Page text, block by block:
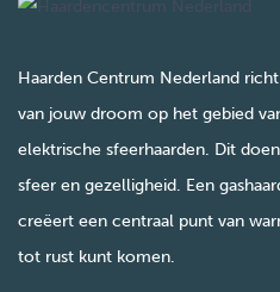
Haarden Centrum Nederland
van jouw droom op het gebied
elektrische sfeerhaarden. Dit
sfeer en gezelligheid. Een
creëert een centraal punt van
tot rust kunt komen.